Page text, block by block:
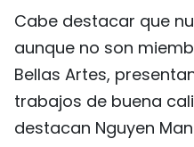
Cabe destacar que
aunque no son
Bellas Artes,
trabajos de buena
destacan Nguyen